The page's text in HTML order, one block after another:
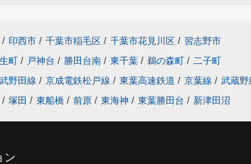
/ 印西市 / 千葉市稲毛区 / 千葉市花見川区 / 習志野市
町 / 戸神台 / 勝田台南 / 東千葉 / 鵜の森町 / 二子町
野田線 / 京成電鉄松戸線 / 東葉高速鉄道 / 京葉線 / 武蔵野
/ 塚田 / 東船橋 / 前原 / 東海神 / 東葉勝田台 / 新津田沼
ン